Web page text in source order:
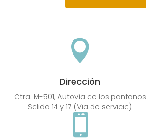

Dirección
Ctra. M-501, Autovía de los pantanos
Salida 14 y 17 (Via de servicio)
